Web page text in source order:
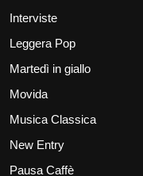
Interviste
Leggera Pop
Martedì in giallo
Movida
Musica Classica
New Entry
Pausa Caffè